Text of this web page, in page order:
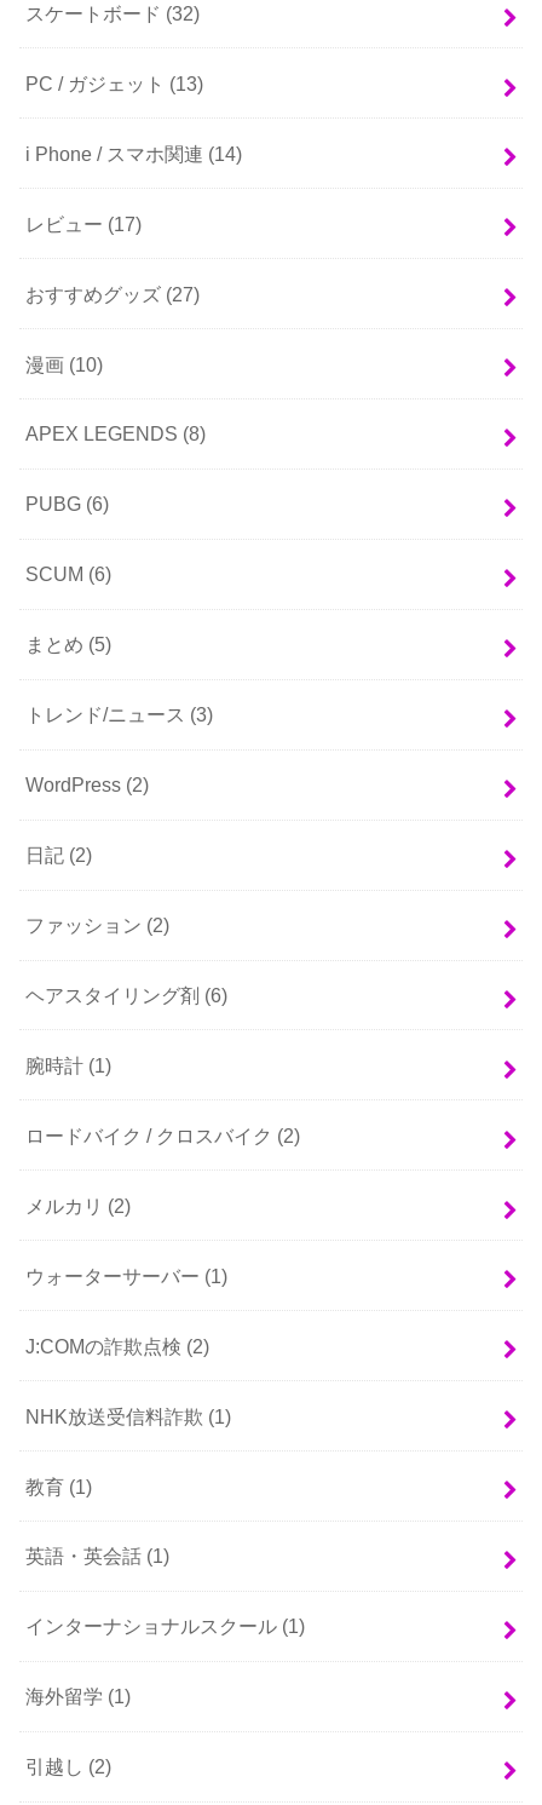
スケートボード (32)
PC / ガジェット (13)
i Phone / スマホ関連 (14)
レビュー (17)
おすすめグッズ (27)
漫画 (10)
APEX LEGENDS (8)
PUBG (6)
SCUM (6)
まとめ (5)
トレンド/ニュース (3)
WordPress (2)
日記 (2)
ファッション (2)
ヘアスタイリング剤 (6)
腕時計 (1)
ロードバイク / クロスバイク (2)
メルカリ (2)
ウォーターサーバー (1)
J:COMの詐欺点検 (2)
NHK放送受信料詐欺 (1)
教育 (1)
英語・英会話 (1)
インターナショナルスクール (1)
海外留学 (1)
引越し (2)